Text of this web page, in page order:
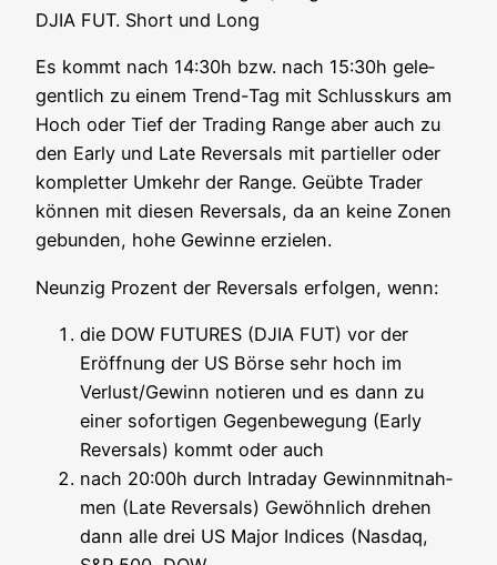
DJIA FUT. Short und Long
Es kommt nach 14:30h bzw. nach 15:30h gele­
gent­lich zu einem Trend-Tag mit Schluss­kurs am
Hoch oder Tief der Tra­ding Ran­ge aber auch zu
den Ear­ly und Late Rever­sals mit par­ti­el­ler oder
kom­plet­ter Umkehr der Ran­ge. Geüb­te Trader
kön­nen mit die­sen Rever­sals, da an kei­ne Zonen
gebun­den, hohe Gewin­ne erzielen.
Neun­zig Pro­zent der Rever­sals erfol­gen, wenn:
die DOW FUTURES (DJIA FUT) vor der
Eröff­nung der US Bör­se sehr hoch im
Verlust/Gewinn notie­ren und es dann zu
einer sofor­ti­gen Gegen­be­we­gung (Ear­ly
Rever­sals) kommt oder auch
nach 20:00h durch Intra­day Gewinn­mit­nah­
men (Late Rever­sals) Gewöhn­lich dre­hen
dann alle drei US Major Indi­ces (Nasdaq,